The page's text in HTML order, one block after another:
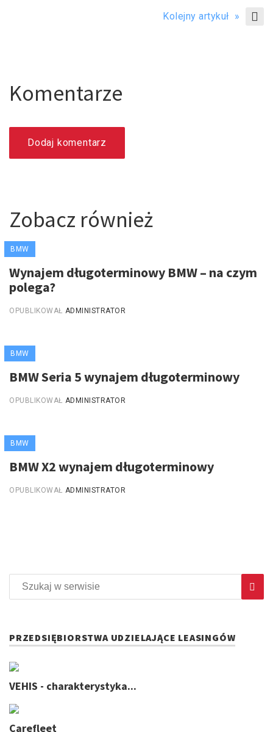
Kolejny artykuł »
Komentarze
Dodaj komentarz
Zobacz również
BMW
Wynajem długoterminowy BMW – na czym
polega?
OPUBLIKOWAŁ ADMINISTRATOR
BMW
BMW Seria 5 wynajem długoterminowy
OPUBLIKOWAŁ ADMINISTRATOR
BMW
BMW X2 wynajem długoterminowy
OPUBLIKOWAŁ ADMINISTRATOR
PRZEDSIĘBIORSTWA UDZIELAJĄCE LEASINGÓW
VEHIS - charakterystyka...
Carefleet